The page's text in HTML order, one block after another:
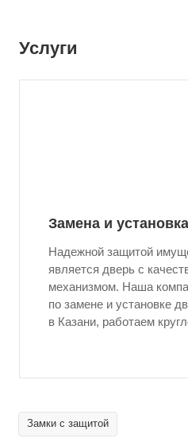
Услуги
Замена и
Надежной защитой
является дверь с
механизмом. Наша
по замене и установке
в Казани, работаем
Замки с защитой